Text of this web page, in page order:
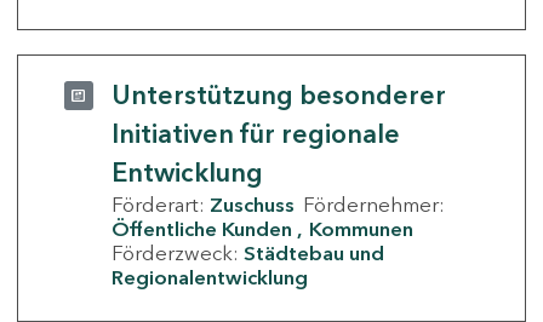
Unterstützung besonderer
Initiativen für regionale
Entwicklung
Förderart: Zuschuss Fördernehmer:
Öffentliche Kunden
Kommunen
Förderzweck: Städtebau und
Regionalentwicklung